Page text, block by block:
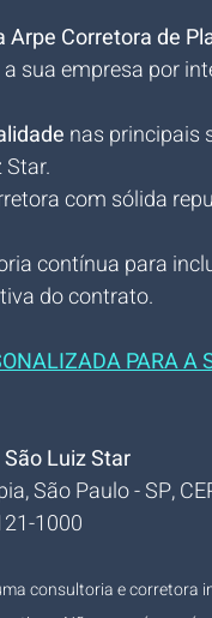
Corretora de
sua empresa por
nas principais
com sólida
contínua para
do contrato.
PARA A
Luiz Star
São Paulo - SP,
1000
consultoria e corretora